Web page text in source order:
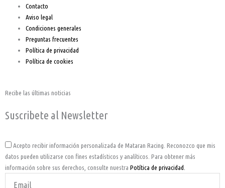
Contacto
Aviso legal
Condiciones generales
Preguntas frecuentes
Política de privacidad
Política de cookies
Recibe las últimas noticias
Suscribete al Newsletter
AceptoAcepto recibir información personalizada de Mataran Racing. Reconozco que mis
datos pueden utilizarse con fines estadísticos y analíticos. Para obtener más
información sobre sus derechos, consulte nuestra Potítica de privacidad.